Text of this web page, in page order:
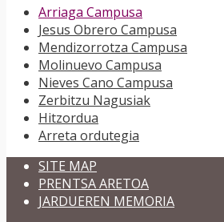
Arriaga Campusa
Jesus Obrero Campusa
Mendizorrotza Campusa
Molinuevo Campusa
Nieves Cano Campusa
Zerbitzu Nagusiak
Hitzordua
Arreta ordutegia
SITE MAP
PRENTSA ARETOA
JARDUEREN MEMORIA